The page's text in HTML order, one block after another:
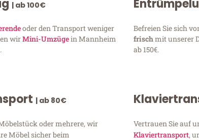
| ab 100€
oder den Transport weniger
wirMini-Umzügein Mannheim
Befreien Sie sich
frischmit unserer
ab 150€.
| ab 80€
oder mehrere, wir
Möbel sicher beim
Vertrauen Sie auf
Klaviertransport,